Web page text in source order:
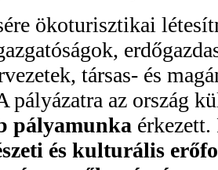
ökoturisztikai
társas- és
pályázatra az ország
pályamunka
és kulturális